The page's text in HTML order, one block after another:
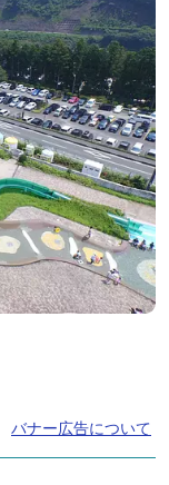
バナー広告について